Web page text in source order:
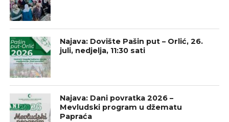
Najava: Dovište Pašin put – Orlić, 26.
juli, nedjelja, 11:30 sati
Najava: Dani povratka 2026 –
Mevludski program u džematu
Papraća